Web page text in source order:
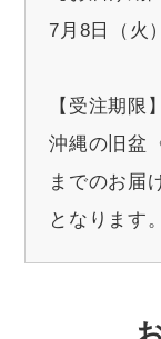
7月8日（火
【受注期限】
沖縄の旧盆
までのお届
となります。